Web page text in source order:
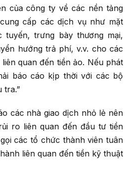
của công ty về các nền tảng
cấp các dịch vụ như mặt
tuyến, trưng bày thương mại,
hướng trả phí, v.v. cho các
quan đến tiền ảo. Nếu phát
báo cáo kịp thời với các bộ
tra.”
các nhà giao dịch nhỏ lẻ nên
ro liên quan đến đầu tư tiền
các tổ chức thành viên tuân
liên quan đến tiền kỹ thuật